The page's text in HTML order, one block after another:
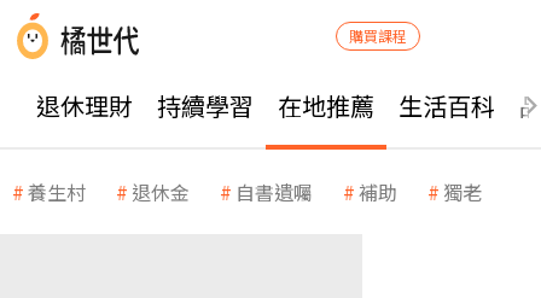
購買課程
退休理財 持續學習 在地推薦 生活百科
養生村 退休金 自書遺囑 補助 獨老